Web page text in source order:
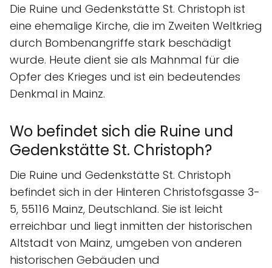
Die Ruine und Gedenkstätte St. Christoph ist
eine ehemalige Kirche, die im Zweiten Weltkrieg
durch Bombenangriffe stark beschädigt
wurde. Heute dient sie als Mahnmal für die
Opfer des Krieges und ist ein bedeutendes
Denkmal in Mainz.
Wo befindet sich die Ruine und
Gedenkstätte St. Christoph?
Die Ruine und Gedenkstätte St. Christoph
befindet sich in der Hinteren Christofsgasse 3-
5, 55116 Mainz, Deutschland. Sie ist leicht
erreichbar und liegt inmitten der historischen
Altstadt von Mainz, umgeben von anderen
historischen Gebäuden und